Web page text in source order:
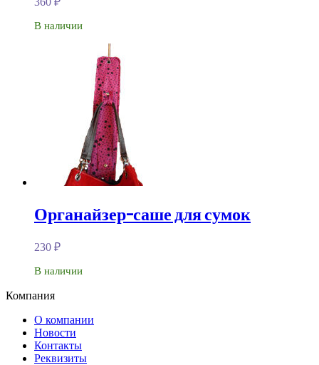
В наличии
Органайзер-саше для сумок
230 ₽
В наличии
Компания
О компании
Новости
Контакты
Реквизиты